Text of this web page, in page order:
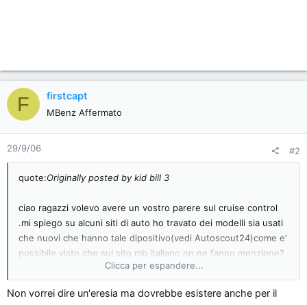
F firstcapt
MBenz Affermato
29/9/06 #2
quote:Originally posted by kid bill 3
ciao ragazzi volevo avere un vostro parere sul cruise control
.mi spiego su alcuni siti di auto ho travato dei modelli sia usati
che nuovi che hanno tale dipositivo(vedi Autoscout24)come e'
possibile visto che sul sito mb italiano nn ne fanno menzione?
saranno d'importazione?
ciao a tutti
Clicca per espandere...
Non vorrei dire un'eresia ma dovrebbe esistere anche per il